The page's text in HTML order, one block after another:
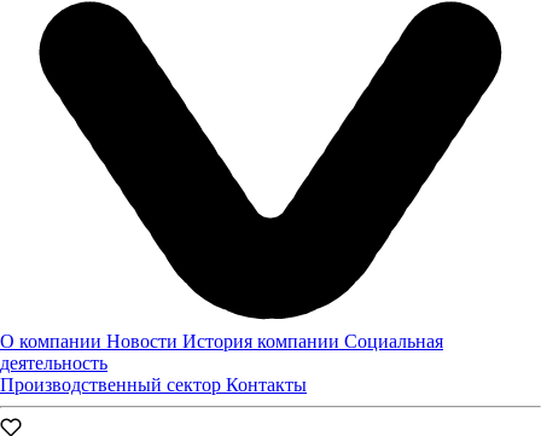
О компании Новости История компании Социальная
деятельность
Производственный сектор Контакты
Отправить
Заявка оставлена